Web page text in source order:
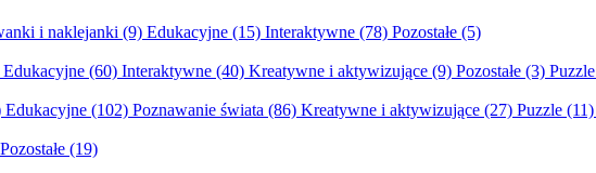
i naklejanki (9) Edukacyjne (15) Interaktywne (78) Pozostałe (5)
Edukacyjne (60) Interaktywne (40) Kreatywne i aktywizujące (9) Pozostałe (3) Puzzle
Edukacyjne (102) Poznawanie świata (86) Kreatywne i aktywizujące (27) Puzzle (11)
Pozostałe (19)